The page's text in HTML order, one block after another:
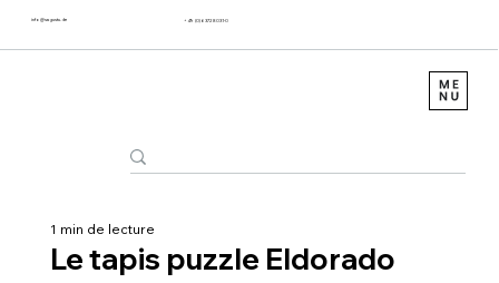
info@sagustu.de +49 (0) 6372 8031-0
Le tapis puzzle Eldorado
1 min de lecture